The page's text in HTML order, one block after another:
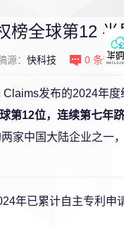
榜全球第12
源： 快科技 0 条评论
Claims发布的2024年
第12位，连续第七年
家中国大陆企业之一
年已累计自主专利申